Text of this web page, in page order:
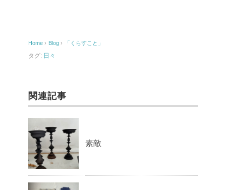
o
o
Home › Blog › 「くらすこと」
タグ: 日々
関連記事
素敵